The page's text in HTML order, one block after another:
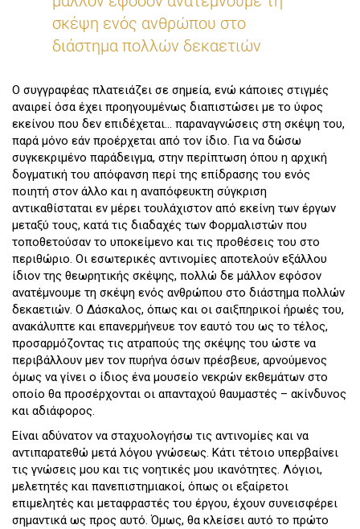
σκέψη ενός ανθρώπου στο
διάστημα πολλών δεκαετιών
Ο συγγραφέας πλατειάζει σε σημεία, ενώ κάποιες στιγμές
αναιρεί όσα έχει προηγουμένως διαπιστώσει με το ύφος
εκείνου που δεν επιδέχεται… παραναγνώσεις στη σκέψη του,
παρά μόνο εάν προέρχεται από τον ίδιο. Για να δώσω
συγκεκριμένο παράδειγμα, στην περίπτωση όπου η αρχική
δογματική του απόφανση περί της επίδρασης του ενός
ποιητή στον άλλο και η αναπόφευκτη σύγκριση
αντικαθίσταται εν μέρει τουλάχιστον από εκείνη των έργων
μεταξύ τους, κατά τις διαδαχές των Φορμαλιστών που
τοποθετούσαν το υποκείμενο και τις προθέσεις του στο
περιθώριο. Οι εσωτερικές αντινομίες αποτελούν εξάλλου
ίδιον της θεωρητικής σκέψης, πολλώ δε μάλλον εφόσον
ανατέμνουμε τη σκέψη ενός ανθρώπου στο διάστημα πολλών
δεκαετιών. Ο Δάσκαλος, όπως και οι σαιξπηρικοί ήρωές του,
ανακάλυπτε και επανερμήνευε τον εαυτό του ως το τέλος,
προσαρμόζοντας τις ατραπούς της σκέψης του ώστε να
περιβάλλουν μεν τον πυρήνα όσων πρέσβευε, αρνούμενος
όμως να γίνει ο ίδιος ένα μουσείο νεκρών εκθεμάτων στο
οποίο θα προσέρχονται οι απανταχού θαυμαστές – ακίνδυνος
και αδιάφορος.
Είναι αδύνατον να σταχυολογήσω τις αντινομίες και να
αντιπαρατεθώ μετά λόγου γνώσεως. Κάτι τέτοιο υπερβαίνει
τις γνώσεις μου και τις νοητικές μου ικανότητες. Λόγιοι,
μελετητές και πανεπιστημιακοί, όπως οι εξαίρετοι
επιμελητές και μεταφραστές του έργου, έχουν συνεισφέρει
σημαντικά ως προς αυτό. Όμως, θα κλείσει αυτό το πρώτο